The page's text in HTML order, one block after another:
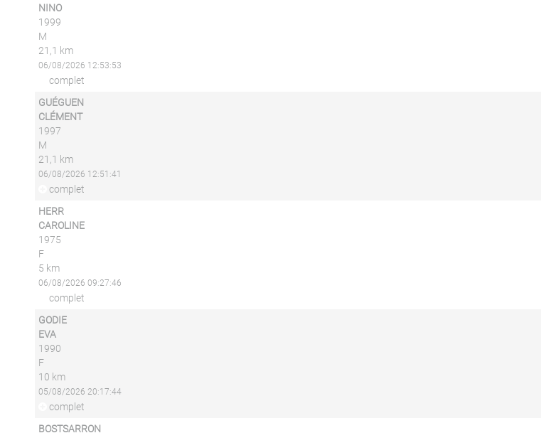
NINO
1999
M
21,1 km
06/08/2026 12:53:53
complet
GUÉGUEN
CLÉMENT
1997
M
21,1 km
06/08/2026 12:51:41
complet
HERR
CAROLINE
1975
F
5 km
06/08/2026 09:27:46
complet
GODIE
EVA
1990
F
10 km
05/08/2026 20:17:44
complet
BOSTSARRON